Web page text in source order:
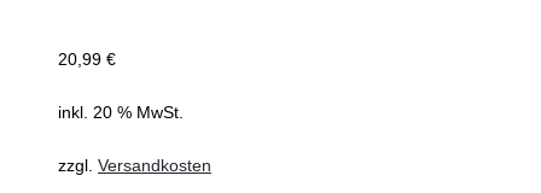
20,99 €
inkl. 20 % MwSt.
zzgl. Versandkosten